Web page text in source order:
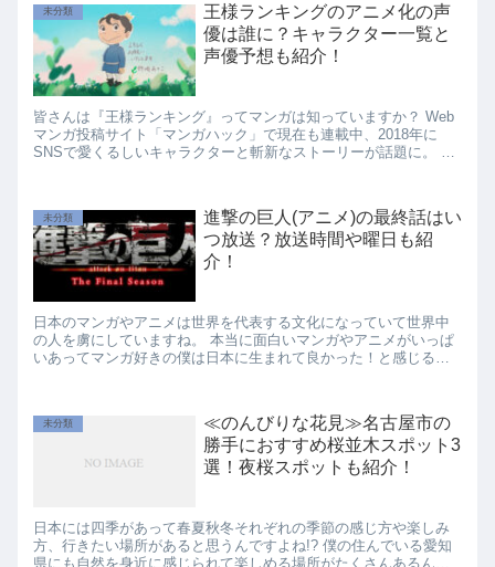
未分類
王様ランキングのアニメ化の声
優は誰に？キャラクター一覧と
声優予想も紹介！
皆さんは『王様ランキング』ってマンガは知っていますか？ Web
マンガ投稿サイト「マンガハック」で現在も連載中、2018年に
SNSで愛くるしいキャラクターと斬新なストーリーが話題に。 あ
未分類
進撃の巨人(アニメ)の最終話はい
つ放送？放送時間や曜日も紹
介！
日本のマンガやアニメは世界を代表する文化になっていて世界中
の人を虜にしていますね。 本当に面白いマンガやアニメがいっぱ
いあってマンガ好きの僕は日本に生まれて良かった！と感じる
未分類
≪のんびりな花見≫名古屋市の
勝手におすすめ桜並木スポット3
選！夜桜スポットも紹介！
日本には四季があって春夏秋冬それぞれの季節の感じ方や楽しみ
方、行きたい場所があると思うんですよね!? 僕の住んでいる愛知
県にも自然を身近に感じられて楽しめる場所がたくさんあるんで